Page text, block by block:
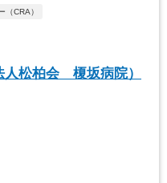
（CRA）
人松柏会 榎坂病院）